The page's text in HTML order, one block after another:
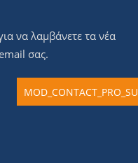
να λαμβάνετε τα νέα
σας.